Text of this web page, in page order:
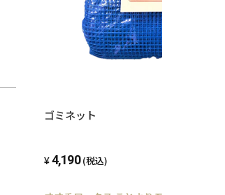
ゴミネット
4,190 (税込)